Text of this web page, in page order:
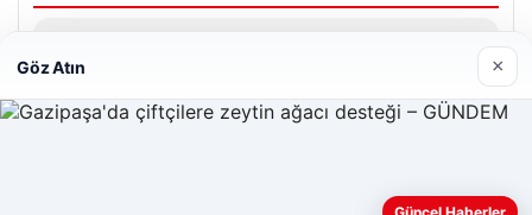
28/04/2026
Web sitemizi nasıl kullandığınızı daha iyi anlayabilmek,
Göz Atın ×